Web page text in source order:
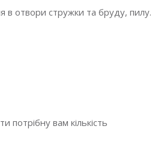
в отвори стружки та бруду, пилу.
вам кількість